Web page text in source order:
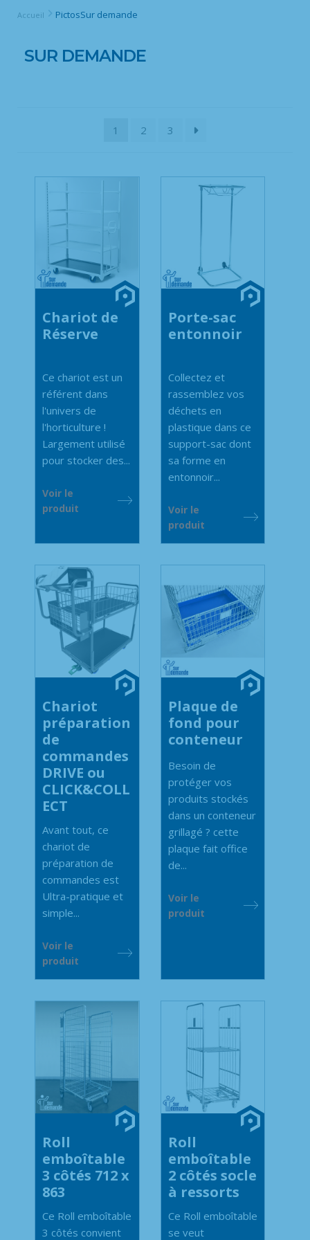
Accueil PictosSur demande
SUR DEMANDE
1 2 3
Chariot de
Réserve
Ce chariot est un
référent dans
l'univers de
l'horticulture !
Largement utilisé
pour stocker des...
Voir le
produit
Porte-sac
entonnoir
Collectez et
rassemblez vos
déchets en
plastique dans ce
support-sac dont
sa forme en
entonnoir...
Voir le
produit
Chariot
préparation
de
commandes
DRIVE ou
CLICK&COLL
ECT
Avant tout, ce
chariot de
préparation de
commandes est
Ultra-pratique et
simple...
Voir le
produit
Plaque de
fond pour
conteneur
Besoin de
protéger vos
produits stockés
dans un conteneur
grillagé ? cette
plaque fait office
de...
Voir le
produit
Roll
emboîtable
3 côtés 712 x
863
Ce Roll emboîtable
3 côtés convient
Roll
emboîtable
2 côtés socle
à ressorts
Ce Roll emboîtable
se veut